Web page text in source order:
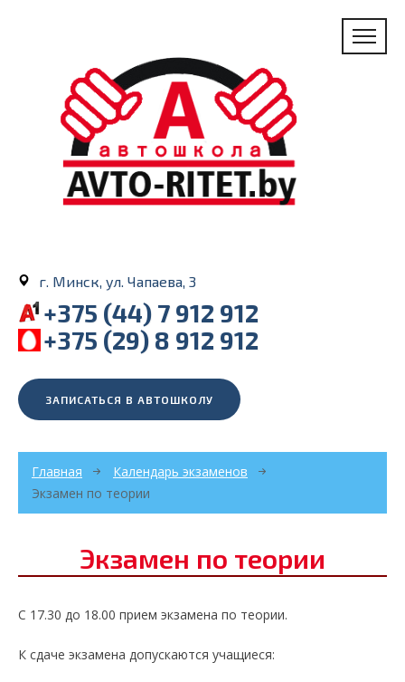
г. Минск, ул. Чапаева, 3
+375 (44) 7 912 912
+375 (29) 8 912 912
ЗАПИСАТЬСЯ В АВТОШКОЛУ
Главная
Календарь экзаменов
Экзамен по теории
Экзамен по теории
С 17.30 до 18.00 прием экзамена по теории.
К сдаче экзамена допускаются учащиеся: